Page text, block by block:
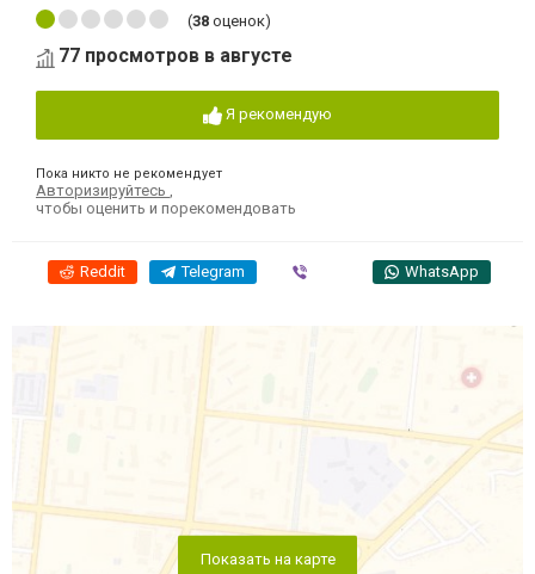
(38 оценок)
77 просмотров в августе
Я рекомендую
Пока никто не рекомендует
Авторизируйтесь
чтобы оценить и порекомендовать
Reddit Telegram WhatsApp
Показать на карте